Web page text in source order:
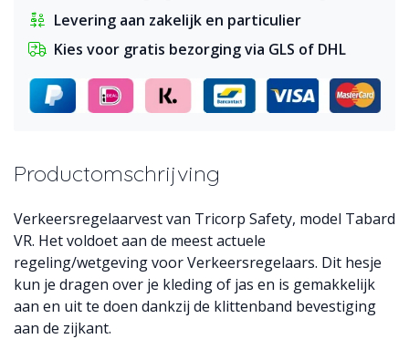
Levering aan zakelijk en particulier
Kies voor gratis bezorging via GLS of DHL
Productomschrijving
Verkeersregelaarvest van Tricorp Safety, model Tabard
VR. Het voldoet aan de meest actuele
regeling/wetgeving voor Verkeersregelaars. Dit hesje
kun je dragen over je kleding of jas en is gemakkelijk
aan en uit te doen dankzij de klittenband bevestiging
aan de zijkant.